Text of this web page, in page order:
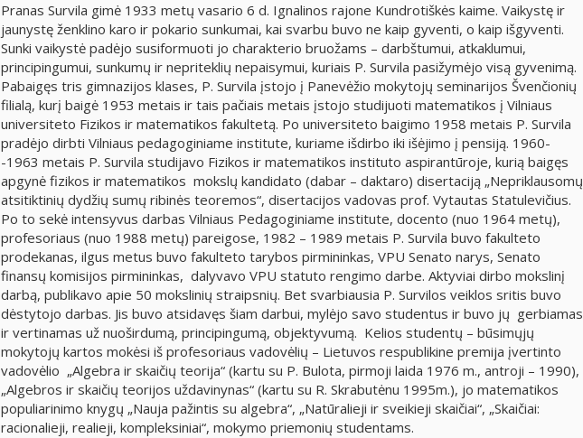
Pranas Survila gimė 1933 metų vasario 6 d. Ignalinos rajone Kundrotiškės kaime. Vaikystę ir
jaunystę ženklino karo ir pokario sunkumai, kai svarbu buvo ne kaip gyventi, o kaip išgyventi.
Sunki vaikystė padėjo susiformuoti jo charakterio bruožams – darbštumui, atkaklumui,
principingumui, sunkumų ir nepriteklių nepaisymui, kuriais P. Survila pasižymėjo visą gyvenimą.
Pabaigęs tris gimnazijos klases, P. Survila įstojo į Panevėžio mokytojų seminarijos Švenčionių
filialą, kurį baigė 1953 metais ir tais pačiais metais įstojo studijuoti matematikos į Vilniaus
universiteto Fizikos ir matematikos fakultetą. Po universiteto baigimo 1958 metais P. Survila
pradėjo dirbti Vilniaus pedagoginiame institute, kuriame išdirbo iki išėjimo į pensiją. 1960-
-1963 metais P. Survila studijavo Fizikos ir matematikos instituto aspirantūroje, kurią baigęs
apgynė fizikos ir matematikos mokslų kandidato (dabar – daktaro) disertaciją „Nepriklausomų
atsitiktinių dydžių sumų ribinės teoremos“, disertacijos vadovas prof. Vytautas Statulevičius.
Po to sekė intensyvus darbas Vilniaus Pedagoginiame institute, docento (nuo 1964 metų),
profesoriaus (nuo 1988 metų) pareigose, 1982 – 1989 metais P. Survila buvo fakulteto
prodekanas, ilgus metus buvo fakulteto tarybos pirmininkas, VPU Senato narys, Senato
finansų komisijos pirmininkas, dalyvavo VPU statuto rengimo darbe. Aktyviai dirbo mokslinį
darbą, publikavo apie 50 mokslinių straipsnių. Bet svarbiausia P. Survilos veiklos sritis buvo
dėstytojo darbas. Jis buvo atsidavęs šiam darbui, mylėjo savo studentus ir buvo jų gerbiamas
ir vertinamas už nuoširdumą, principingumą, objektyvumą. Kelios studentų – būsimųjų
mokytojų kartos mokėsi iš profesoriaus vadovėlių – Lietuvos respublikine premija įvertinto
vadovėlio „Algebra ir skaičių teorija“ (kartu su P. Bulota, pirmoji laida 1976 m., antroji – 1990),
„Algebros ir skaičių teorijos uždavinynas“ (kartu su R. Skrabutėnu 1995m.), jo matematikos
populiarinimo knygų „Nauja pažintis su algebra“, „Natūralieji ir sveikieji skaičiai“, „Skaičiai:
racionalieji, realieji, kompleksiniai“, mokymo priemonių studentams.